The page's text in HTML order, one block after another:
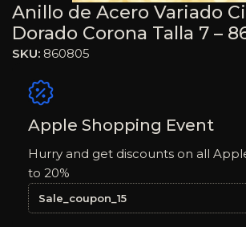
Anillo de Acero Variado
Dorado Corona Talla 7 –
SKU: 860805
Apple Shopping Event
Hurry and get discounts on all
to 20%
Sale_coupon_15